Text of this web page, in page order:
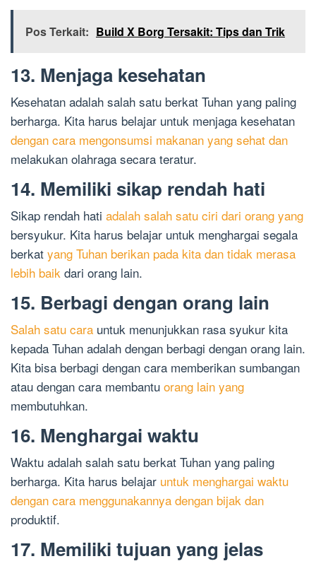
Pos Terkait: Build X Borg Tersakit: Tips dan Trik
13. Menjaga kesehatan
Kesehatan adalah salah satu berkat Tuhan yang paling
berharga. Kita harus belajar untuk menjaga kesehatan
dengan cara mengonsumsi makanan yang sehat dan
melakukan olahraga secara teratur.
14. Memiliki sikap rendah hati
Sikap rendah hati adalah salah satu ciri dari orang yang
bersyukur. Kita harus belajar untuk menghargai segala
berkat yang Tuhan berikan pada kita dan tidak merasa
lebih baik dari orang lain.
15. Berbagi dengan orang lain
Salah satu cara untuk menunjukkan rasa syukur kita
kepada Tuhan adalah dengan berbagi dengan orang lain.
Kita bisa berbagi dengan cara memberikan sumbangan
atau dengan cara membantu orang lain yang
membutuhkan.
16. Menghargai waktu
Waktu adalah salah satu berkat Tuhan yang paling
berharga. Kita harus belajar untuk menghargai waktu
dengan cara menggunakannya dengan bijak dan
produktif.
17. Memiliki tujuan yang jelas